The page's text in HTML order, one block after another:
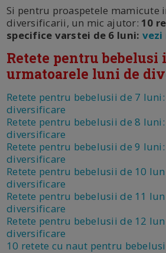
Si pentru proaspetele mamicute
diversificarii, un mic ajutor: 10
specifice varstei de 6 luni: vezi
Retete pentru bebelusi
urmatoarele luni de
Retete pentru bebelusii de 7
diversificare
Retete pentru bebelusii de 8
diversificare
Retete pentru bebelusii de 9
diversificare
Retete pentru bebelusii de 10
diversificare
Retete pentru bebelusii de 11
diversificare
Retete pentru bebelusii de 12
diversificare
10 retete cu naut pentru bebelusi